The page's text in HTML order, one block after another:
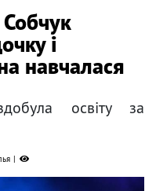
і
навчалася
освіту за